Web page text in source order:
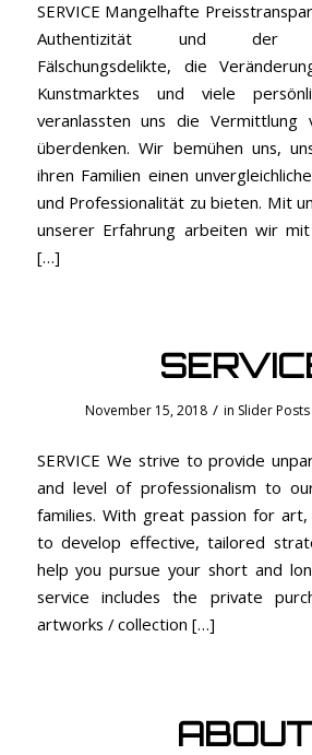
SERVICE Mangelhafte
Authentizität und der
Fälschungsdelikte, die
Kunstmarktes und viele
veranlassten uns die Vermittlung
überdenken. Wir bemühen uns,
ihren Familien einen
und Professionalität zu bieten. Mit
unserer Erfahrung arbeiten wir mit
[…]
November 15, 2018 / in Slider Posts
SERVICE We strive to provide
and level of professionalism to
families. With great passion for
to develop effective, tailored
help you pursue your short and
service includes the private
artworks / collection […]
ABOUT